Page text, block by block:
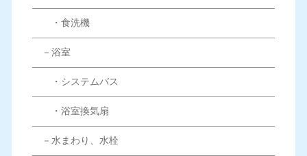
・食洗機
－浴室
・システムバス
・浴室換気扇
－水まわり、水栓